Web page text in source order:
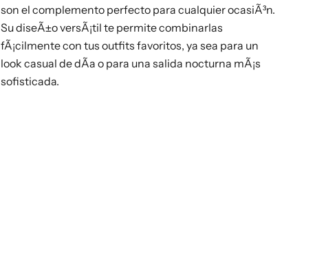
son el complemento perfecto para cualquier ocasiÃ³n.
Su diseÃ±o versÃ¡til te permite combinarlas
fÃ¡cilmente con tus outfits favoritos, ya sea para un
look casual de dÃ­a o para una salida nocturna mÃ¡s
sofisticada.